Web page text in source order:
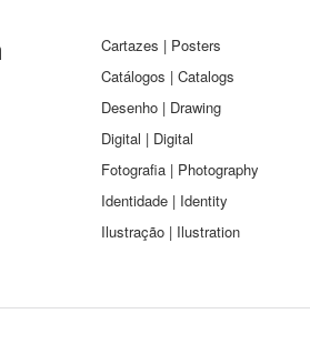
Cartazes | Posters
Catálogos | Catalogs
Desenho | Drawing
Digital | Digital
Fotografia | Photography
Identidade | Identity
Ilustração | Ilustration